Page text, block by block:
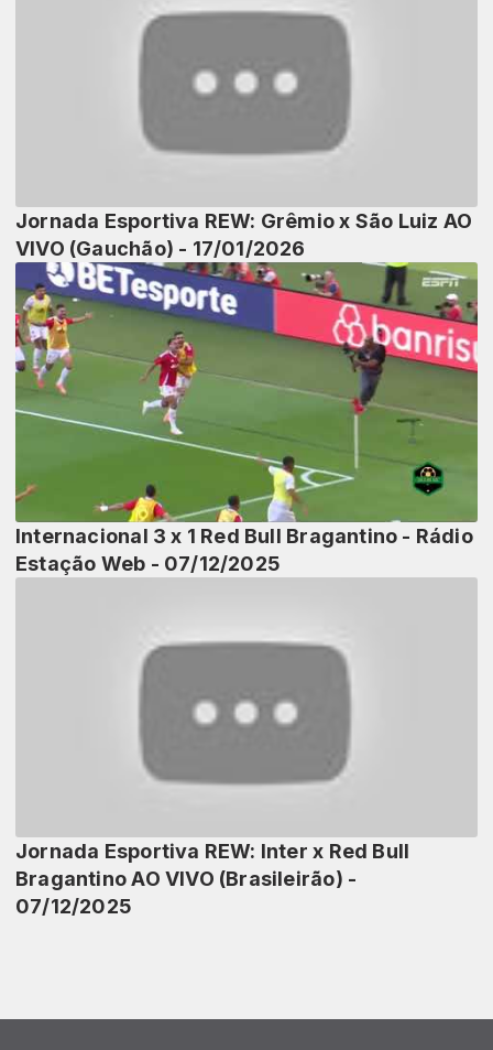
Jornada Esportiva REW: Grêmio x São Luiz AO
VIVO (Gauchão) - 17/01/2026
Internacional 3 x 1 Red Bull Bragantino - Rádio
Estação Web - 07/12/2025
Jornada Esportiva REW: Inter x Red Bull
Bragantino AO VIVO (Brasileirão) -
07/12/2025